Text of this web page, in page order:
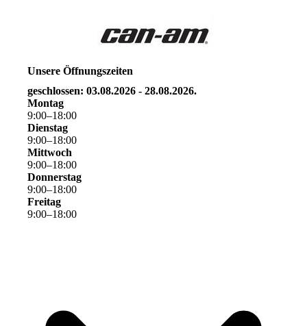
Unsere Öffnungszeiten
geschlossen: 03.08.2026 - 28.08.2026.
Montag
9:00–18:00
Dienstag
9:00–18:00
Mittwoch
9:00–18:00
Donnerstag
9:00–18:00
Freitag
9:00–18:00